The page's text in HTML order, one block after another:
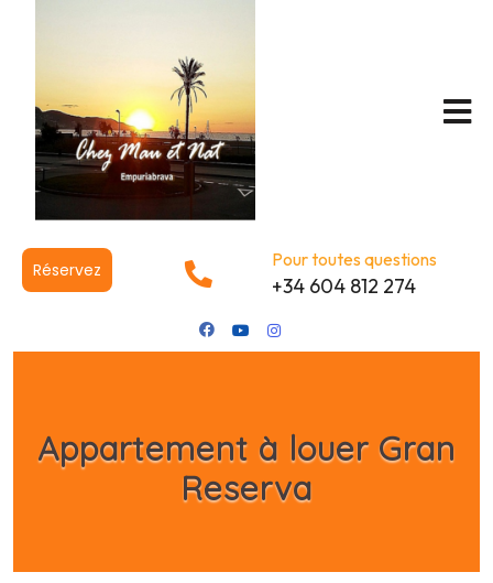
Réservez Pour toutes questions
+34 604 812 274
Appartement à louer Gran
Reserva